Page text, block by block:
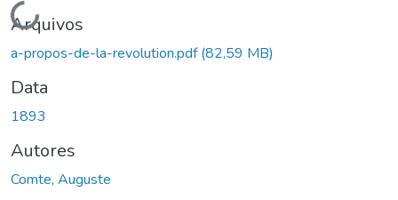
Carregando...
Arquivos
a-propos-de-la-revolution.pdf(82,59 MB)
Data
1893
Autores
Comte, Auguste